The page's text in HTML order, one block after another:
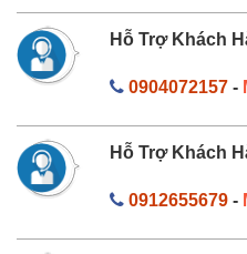
Hỗ Trợ Khách
0904072157-
Hỗ Trợ Khách
0912655679-